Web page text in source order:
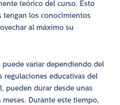
teórico del curso. Esto
tengan los conocimientos
al máximo su
puede variar dependiendo del
regulaciones educativas del
pueden durar desde unas
meses. Durante este tiempo,